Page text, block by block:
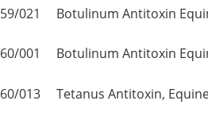
59/021 Botulinum Antitoxin
60/001 Botulinum Antitoxin
60/013 Tetanus Antitoxin,